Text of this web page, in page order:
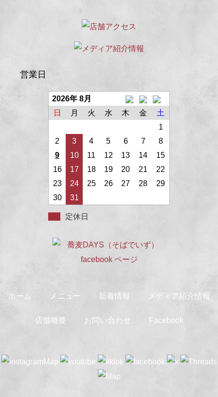
営業日
2026年 8月
日
月 火 水 木 金
土
1
2
3 4 5 6 7
8
9
10 11 12 13 14
15
16
17 18 19 20 21
22
23
24 25 26 27 28
29
30
31
定休日
ホーム メニュー 新着情報 メディア紹介情報
店舗概要 お問い合わせ Facebook